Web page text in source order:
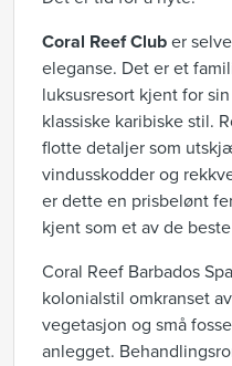
Coral Reef Club er
eleganse. Det er et
luksusresort kjent for
klassiske karibiske stil.
flotte detaljer som
vindusskodder og
er dette en prisbelønt
kjent som et av de
Coral Reef Barbados
kolonialstil omkranset
vegetasjon og små
anlegget.